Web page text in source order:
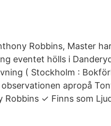
Robbins, Master
eventet hölls i
( Stockholm :
apropå
Robbins ✓ Finns som